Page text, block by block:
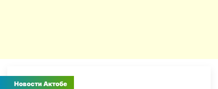
Новости Актобе